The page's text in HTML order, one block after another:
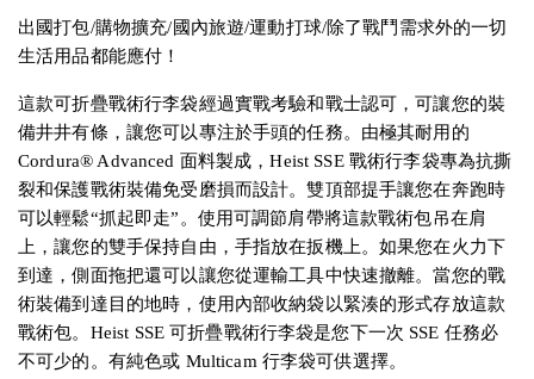
出國打包/購物擴充/國內旅遊/運動打球/除了戰鬥需求外的一切
生活用品都能應付！
這款可折疊戰術行李袋經過實戰考驗和戰士認可，可讓您的裝
備井井有條，讓您可以專注於手頭的任務。由極其耐用的
Cordura® Advanced 面料製成，Heist SSE 戰術行李袋專為抗撕
裂和保護戰術裝備免受磨損而設計。雙頂部提手讓您在奔跑時
可以輕鬆“抓起即走”。使用可調節肩帶將這款戰術包吊在肩
上，讓您的雙手保持自由，手指放在扳機上。如果您在火力下
到達，側面拖把還可以讓您從運輸工具中快速撤離。當您的戰
術裝備到達目的地時，使用內部收納袋以緊湊的形式存放這款
戰術包。Heist SSE 可折疊戰術行李袋是您下一次 SSE 任務必
不可少的。有純色或 Multicam 行李袋可供選擇。